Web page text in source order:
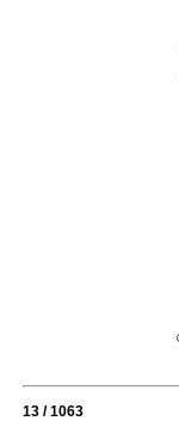
13 / 1063